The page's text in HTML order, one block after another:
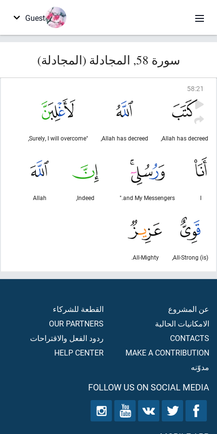
Guest
سورة 58, المجادلة (المجادلة)
58:21
Allah has decreed,
Allah has decreed,
"Surely, I will overcome,
I
and My Messengers."
Indeed,
Allah
(is) All-Strong,
All-Mighty.
عن المشروع
الامكانيات الحالية
CONTACTS
MAKE A CONTRIBUTION
مدوّنه
القطعة للشركاء
OUR PARTNERS
ردود الفعل والاقتراحات
HELP CENTER
FOLLOW US ON SOCIAL MEDIA